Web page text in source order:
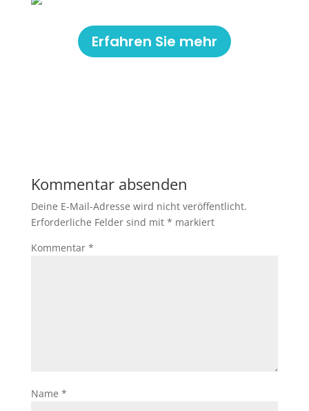
Erfahren Sie mehr
Kommentar absenden
Deine E-Mail-Adresse wird nicht veröffentlicht.
Erforderliche Felder sind mit * markiert
Kommentar *
Name *